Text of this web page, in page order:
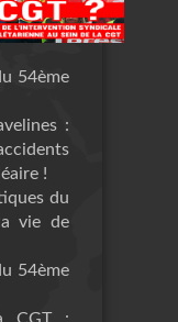
54ème
:
!
du
vie de
54ème
CGT :